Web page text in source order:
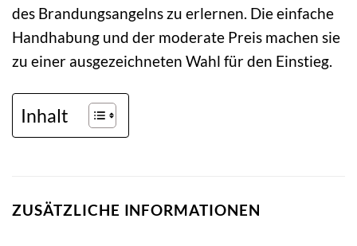
des Brandungsangelns zu erlernen. Die einfache
Handhabung und der moderate Preis machen sie
zu einer ausgezeichneten Wahl für den Einstieg.
Inhalt
ZUSÄTZLICHE INFORMATIONEN